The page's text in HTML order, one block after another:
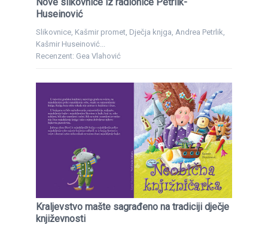
Huseinović
Slikovnice, Kašmir promet, Dječja knjga, Andrea Petrlik,
Kašmir Huseinović...
Recenzent: Gea Vlahović
Kraljevstvo mašte sagrađeno na tradiciji dječje
književnosti